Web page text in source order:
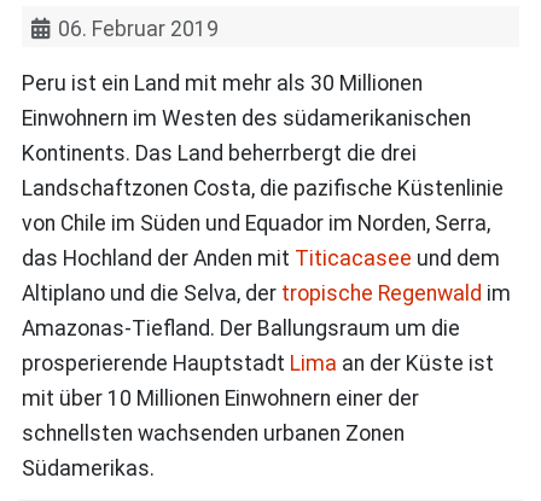
06. Februar 2019
Peru ist ein Land mit mehr als 30 Millionen
Einwohnern im Westen des südamerikanischen
Kontinents. Das Land beherrbergt die drei
Landschaftzonen Costa, die pazifische Küstenlinie
von Chile im Süden und Equador im Norden, Serra,
das Hochland der Anden mit Titicacasee und dem
Altiplano und die Selva, der tropische Regenwald im
Amazonas-Tiefland. Der Ballungsraum um die
prosperierende Hauptstadt Lima an der Küste ist
mit über 10 Millionen Einwohnern einer der
schnellsten wachsenden urbanen Zonen
Südamerikas.